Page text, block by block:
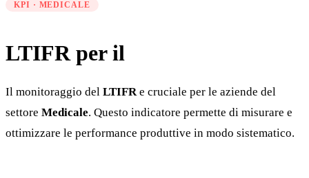
KPI · MEDICALE
LTIFR per il
Il monitoraggio del LTIFR e cruciale per le aziende del
settore Medicale. Questo indicatore permette di misurare e
ottimizzare le performance produttive in modo sistematico.